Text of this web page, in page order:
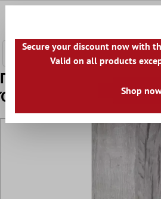
Πρότυπο Πλακάκια
Όψη Ξύλου 20x120cm
Secure your discount now with
Valid on all products
Shop